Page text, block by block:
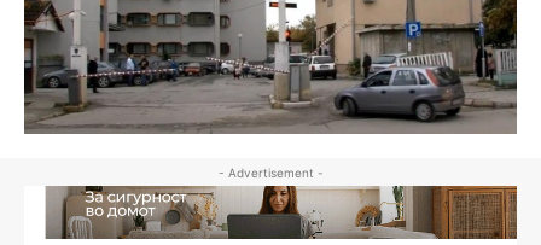
- Advertisement -